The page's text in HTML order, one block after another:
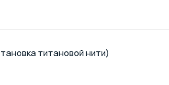
титановой нити)